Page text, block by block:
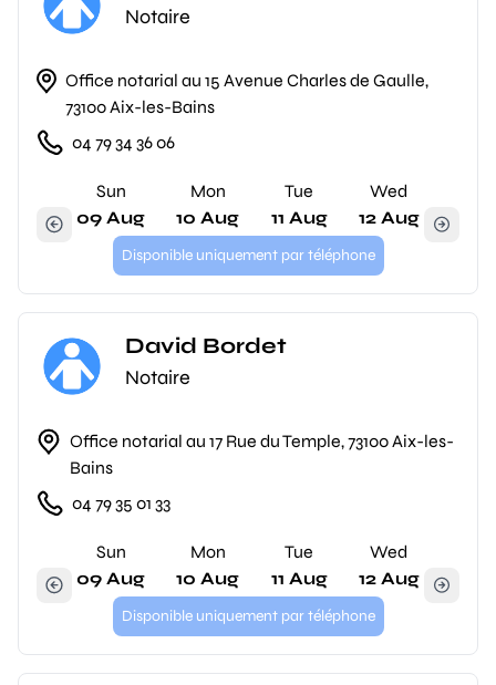
Notaire
Office notarial au 15 Avenue Charles de Gaulle,
73100 Aix-les-Bains
04 79 34 36 06
Sun
09 Aug
Mon
10 Aug
Tue
11 Aug
Wed
12 Aug
Disponible uniquement par téléphone
David Bordet
Notaire
Office notarial au 17 Rue du Temple, 73100 Aix-les-
Bains
04 79 35 01 33
Sun
09 Aug
Mon
10 Aug
Tue
11 Aug
Wed
12 Aug
Disponible uniquement par téléphone